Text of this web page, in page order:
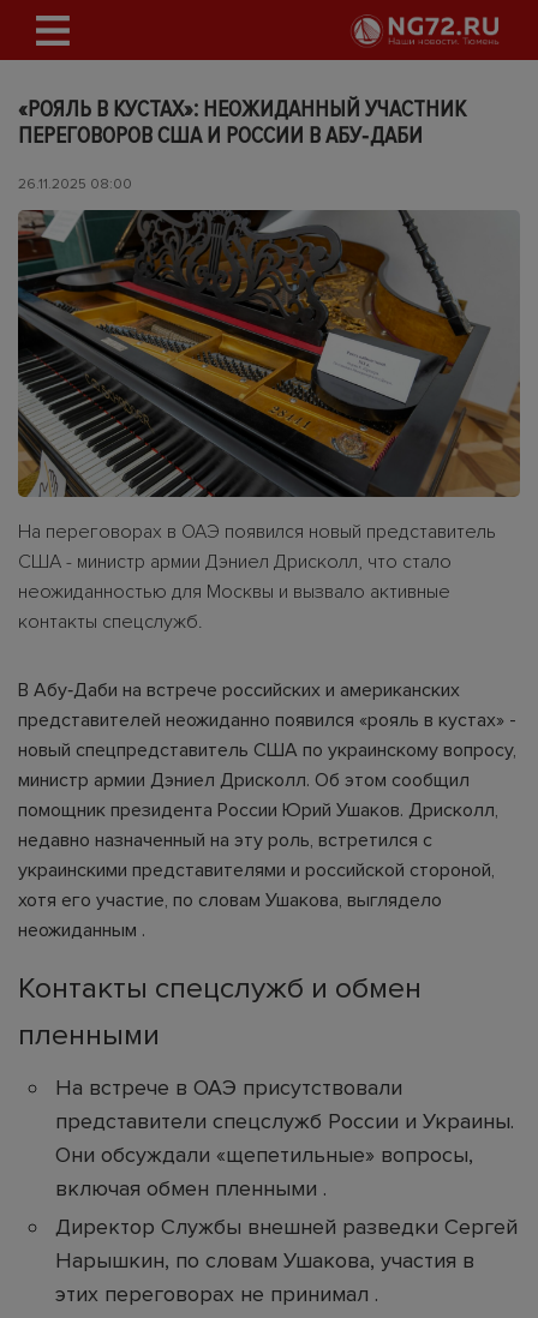
«РОЯЛЬ В КУСТАХ»: НЕОЖИДАННЫЙ УЧАСТНИК
ПЕРЕГОВОРОВ США И РОССИИ В АБУ‑ДАБИ
26.11.2025 08:00
На переговорах в ОАЭ появился новый представитель
США - министр армии Дэниел Дрисколл, что стало
неожиданностью для Москвы и вызвало активные
контакты спецслужб.
В Абу‑Даби на встрече российских и американских
представителей неожиданно появился «рояль в кустах» -
новый спецпредставитель США по украинскому вопросу,
министр армии Дэниел Дрисколл. Об этом сообщил
помощник президента России Юрий Ушаков. Дрисколл,
недавно назначенный на эту роль, встретился с
украинскими представителями и российской стороной,
хотя его участие, по словам Ушакова, выглядело
неожиданным .
Контакты спецслужб и обмен
пленными
На встрече в ОАЭ присутствовали
представители спецслужб России и Украины.
Они обсуждали «щепетильные» вопросы,
включая обмен пленными .
Директор Службы внешней разведки Сергей
Нарышкин, по словам Ушакова, участия в
этих переговорах не принимал .